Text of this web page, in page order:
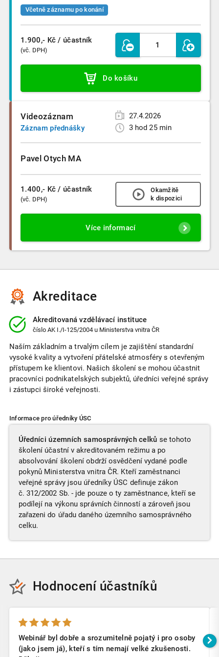
Včetně záznamu po konání
1.900,- Kč / účastník
(vč. DPH)
Do košíku
Videozáznam
Záznam přednášky
27.4.2026
3 hod 25 min
Pavel Otych MA
1.400,- Kč / účastník
(vč. DPH)
Okamžitě
k dispozici
Více informací
Akreditace
Akreditovaná vzdělávací instituce
číslo AK I./I-125/2004u Ministerstva vnitra ČR
Naším základním a trvalým cílem je zajištění standardní
vysoké kvality a vytvoření přátelské atmosféry s otevřeným
přístupem ke klientovi. Našich školení se mohou účastnit
pracovníci podnikatelských subjektů, úředníci veřejné správy
i zástupci široké veřejnosti.
Informace pro úředníky ÚSC
Úředníci územních samosprávných celků se tohoto
školení účastní v akreditovaném režimu a po
absolvování školení obdrží osvědčení vydané podle
pokynů Ministerstva vnitra ČR. Kteří zaměstnanci
veřejné správy jsou úředníky ÚSC definuje zákon
č. 312/2002 Sb. - jde pouze o ty zaměstnance, kteří se
podílejí na výkonu správních činností a zároveň jsou
zařazeni do úřadu daného územního samosprávného
celku.
Hodnocení účastníků
Webinář byl dobře a srozumitelně pojatý i pro osoby
(jako jsem já), kteří s tím nemají velké zkušenosti.